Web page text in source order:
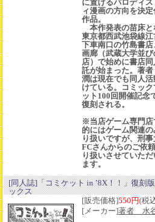
に置けるパロディ
ィ漫画の方向を決
作品。
本作発表の苗床と
東京都西武池袋線江
下車南口の竹島書店
画廊（武蔵大学並び
店）で始めに書店
託が始まった。著
潤は現在でも同人活
けている。コミッ
ット100回開催記念
復刻される。
※当店ゲーム専門店
的にはゲーム関連
り扱いですが、刑
FCさんからのご依
り扱いさせていた
ます。
[同人誌]「コミケット in ’8X！！」復刻
ックス
[販売価格]550円(税
[メーカー]著者 水